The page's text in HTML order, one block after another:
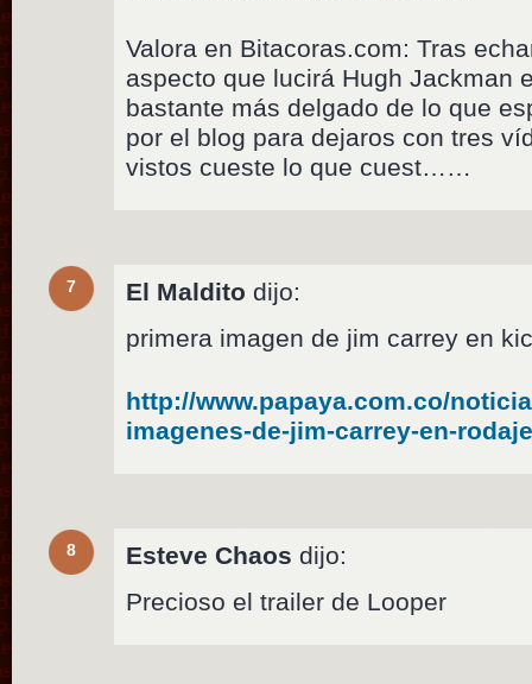
Valora en Bitacoras.com: Tras
aspecto que lucirá Hugh Jackman
bastante más delgado de lo que
por el blog para dejaros con tres
vistos cueste lo que cuest……
7 El Maldito dijo:
primera imagen de jim carrey en
http://www.papaya.com.co/
imagenes-de-jim-carrey-en-
8 Esteve Chaos dijo:
Precioso el trailer de Looper